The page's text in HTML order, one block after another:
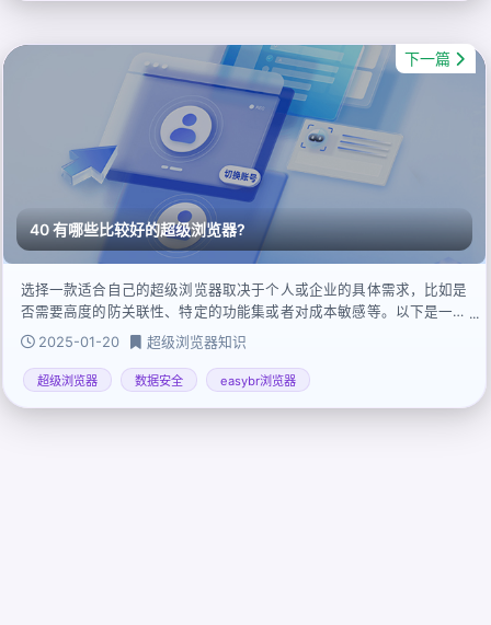
下一篇
40 有哪些比较好的超级浏览器?
选择一款适合自己的超级浏览器取决于个人或企业的具体需求，比如是
否需要高度的防关联性、特定的功能集或者对成本敏感等。以下是一些
在市场上获得较好评价的超级浏览器.
2025-01-20 超级浏览器知识
超级浏览器 数据安全 easybr浏览器